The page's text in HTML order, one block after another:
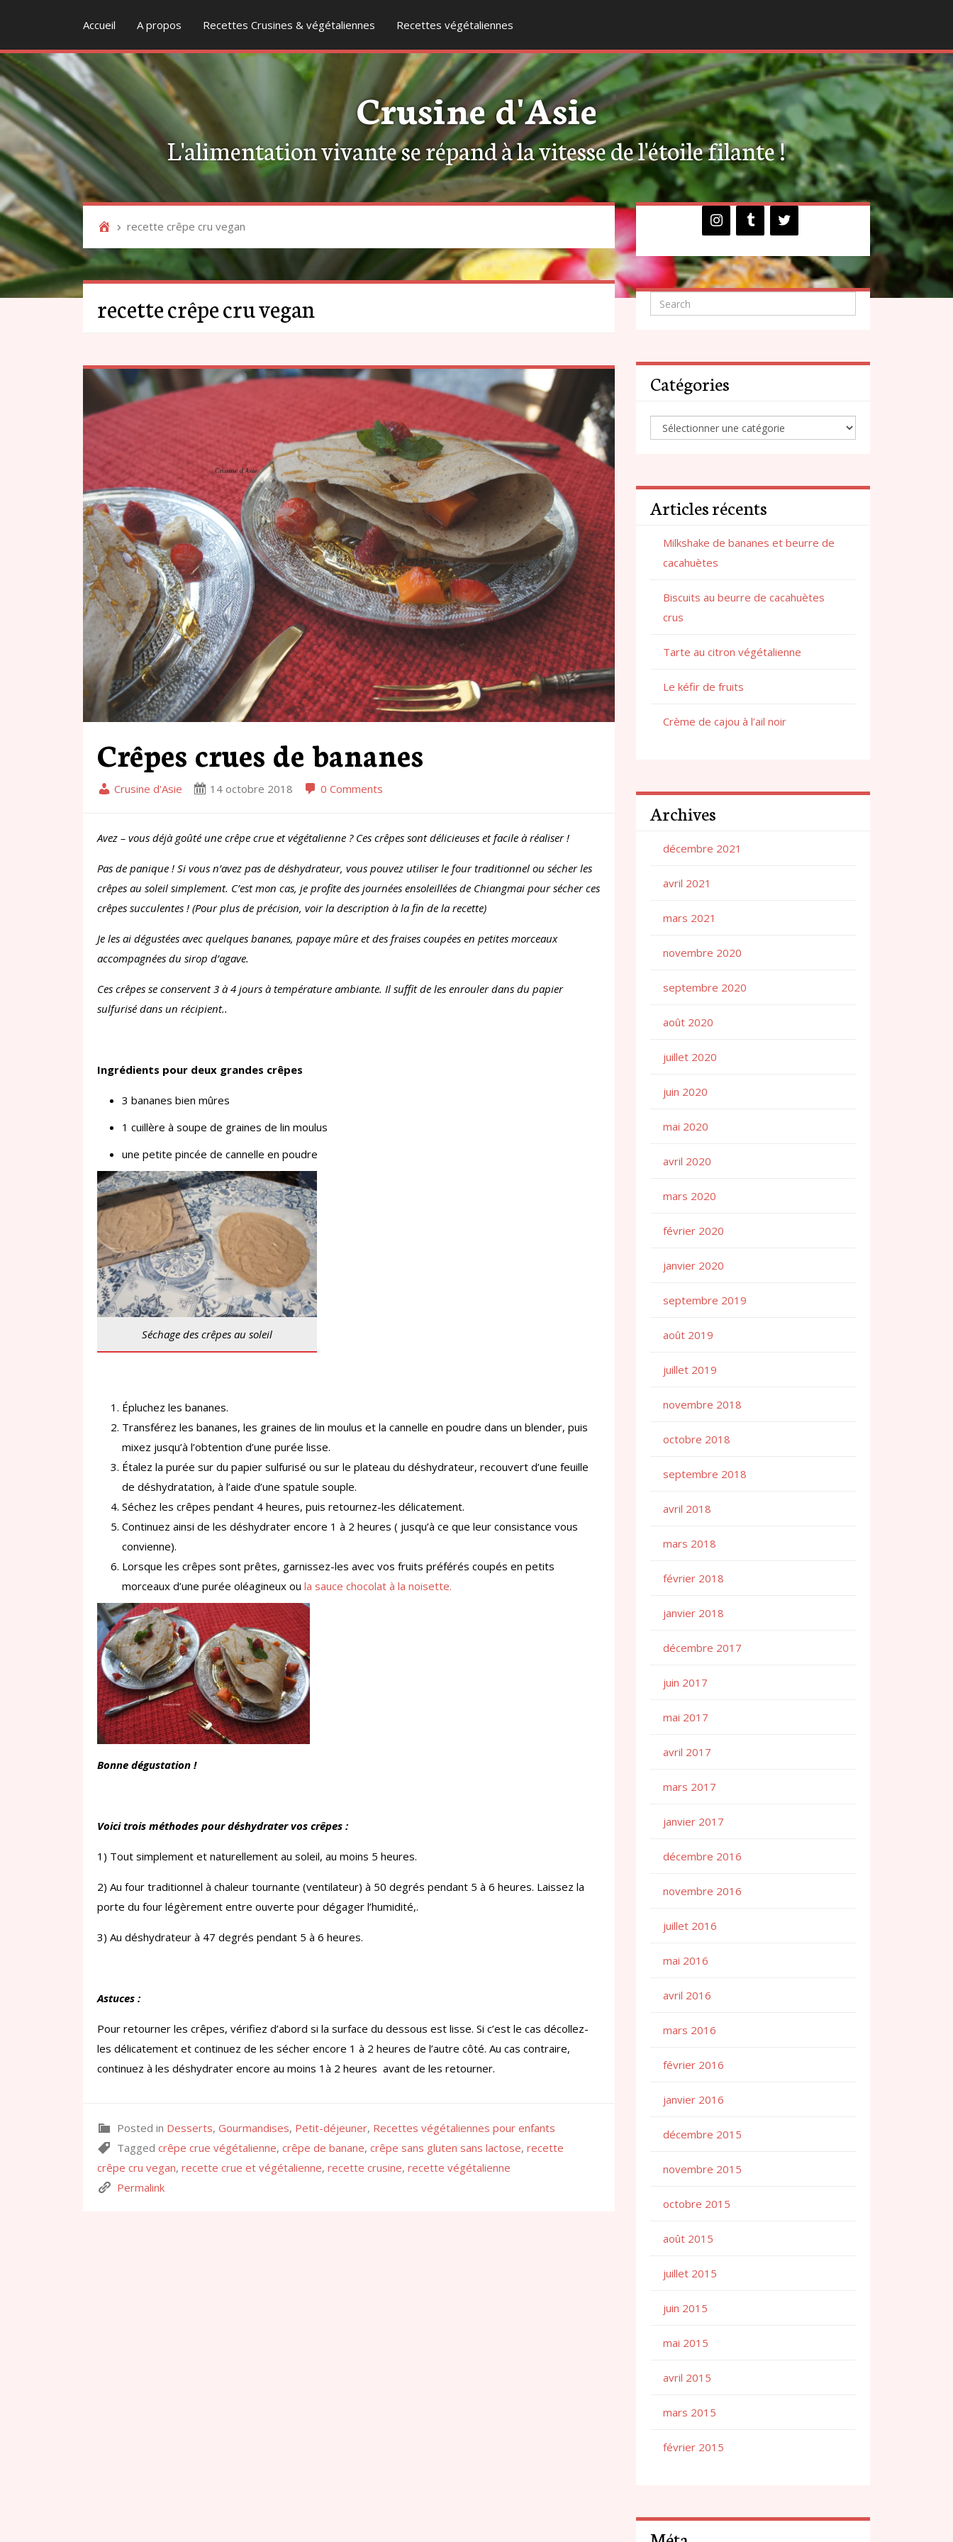
Accueil A propos Recettes Crusines & végétaliennes Recettes végétaliennes
Crusine d'Asie
L'alimentation vivante se répand à la vitesse de l'étoile filante !
recette crêpe cru vegan
recette crêpe cru vegan
Crêpes crues de bananes
Crusine d'Asie 14 octobre 2018 0 Comments
Avez – vous déjà goûté une crêpe crue et végétalienne ? Ces crêpes sont délicieuses et facile à réaliser !
Pas de panique ! Si vous n’avez pas de déshydrateur, vous pouvez utiliser le four traditionnel ou sécher les
crêpes au soleil simplement. C’est mon cas, je profite des journées ensoleillées de Chiangmai pour sécher ces
crêpes succulentes ! (Pour plus de précision, voir la description à la fin de la recette)
Je les ai dégustées avec quelques bananes, papaye mûre et des fraises coupées en petites morceaux
accompagnées du sirop d’agave.
Ces crêpes se conservent 3 à 4 jours à température ambiante. Il suffit de les enrouler dans du papier
sulfurisé dans un récipient..
Ingrédients pour deux grandes crêpes
3 bananes bien mûres
1 cuillère à soupe de graines de lin moulus
une petite pincée de cannelle en poudre
Séchage des crêpes au soleil
Épluchez les bananes.
Transférez les bananes, les graines de lin moulus et la cannelle en poudre dans un blender, puis
mixez jusqu’à l’obtention d’une purée lisse.
Étalez la purée sur du papier sulfurisé ou sur le plateau du déshydrateur, recouvert d’une feuille
de déshydratation, à l’aide d’une spatule souple.
Séchez les crêpes pendant 4 heures, puis retournez-les délicatement.
Continuez ainsi de les déshydrater encore 1 à 2 heures ( jusqu’à ce que leur consistance vous
convienne).
Lorsque les crêpes sont prêtes, garnissez-les avec vos fruits préférés coupés en petits
morceaux d’une purée oléagineux ou la sauce chocolat à la noisette.
Bonne dégustation !
Voici trois méthodes pour déshydrater vos crêpes :
1) Tout simplement et naturellement au soleil, au moins 5 heures.
2) Au four traditionnel à chaleur tournante (ventilateur) à 50 degrés pendant 5 à 6 heures. Laissez la
porte du four légèrement entre ouverte pour dégager l’humidité,.
3) Au déshydrateur à 47 degrés pendant 5 à 6 heures.
Astuces :
Pour retourner les crêpes, vérifiez d’abord si la surface du dessous est lisse. Si c’est le cas décollez-
les délicatement et continuez de les sécher encore 1 à 2 heures de l’autre côté. Au cas contraire,
continuez à les déshydrater encore au moins 1à 2 heures avant de les retourner.
Posted in Desserts, Gourmandises, Petit-déjeuner, Recettes végétaliennes pour enfants
Tagged crêpe crue végétalienne, crêpe de banane, crêpe sans gluten sans lactose, recette
crêpe cru vegan, recette crue et végétalienne, recette crusine, recette végétalienne
Permalink
Catégories
Articles récents
Milkshake de bananes et beurre de
cacahuètes
Biscuits au beurre de cacahuètes
crus
Tarte au citron végétalienne
Le kéfir de fruits
Crème de cajou à l’ail noir
Archives
décembre 2021
avril 2021
mars 2021
novembre 2020
septembre 2020
août 2020
juillet 2020
juin 2020
mai 2020
avril 2020
mars 2020
février 2020
janvier 2020
septembre 2019
août 2019
juillet 2019
novembre 2018
octobre 2018
septembre 2018
avril 2018
mars 2018
février 2018
janvier 2018
décembre 2017
juin 2017
mai 2017
avril 2017
mars 2017
janvier 2017
décembre 2016
novembre 2016
juillet 2016
mai 2016
avril 2016
mars 2016
février 2016
janvier 2016
décembre 2015
novembre 2015
octobre 2015
août 2015
juillet 2015
juin 2015
mai 2015
avril 2015
mars 2015
février 2015